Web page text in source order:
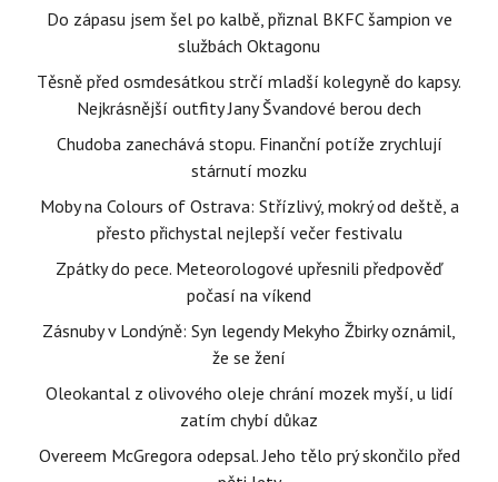
Do zápasu jsem šel po kalbě, přiznal BKFC šampion ve
službách Oktagonu
Těsně před osmdesátkou strčí mladší kolegyně do kapsy.
Nejkrásnější outfity Jany Švandové berou dech
Chudoba zanechává stopu. Finanční potíže zrychlují
stárnutí mozku
Moby na Colours of Ostrava: Střízlivý, mokrý od deště, a
přesto přichystal nejlepší večer festivalu
Zpátky do pece. Meteorologové upřesnili předpověď
počasí na víkend
Zásnuby v Londýně: Syn legendy Mekyho Žbirky oznámil,
že se žení
Oleokantal z olivového oleje chrání mozek myší, u lidí
zatím chybí důkaz
Overeem McGregora odepsal. Jeho tělo prý skončilo před